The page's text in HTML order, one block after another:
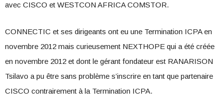
avec CISCO et WESTCON AFRICA COMSTOR.
CONNECTIC et ses dirigeants ont eu une Termination ICPA en
novembre 2012 mais curieusement NEXTHOPE qui a été créée
en novembre 2012 et dont le gérant fondateur est RANARISON
Tsilavo a pu être sans problème s’inscrire en tant que partenaire
CISCO contrairement à la Termination ICPA.